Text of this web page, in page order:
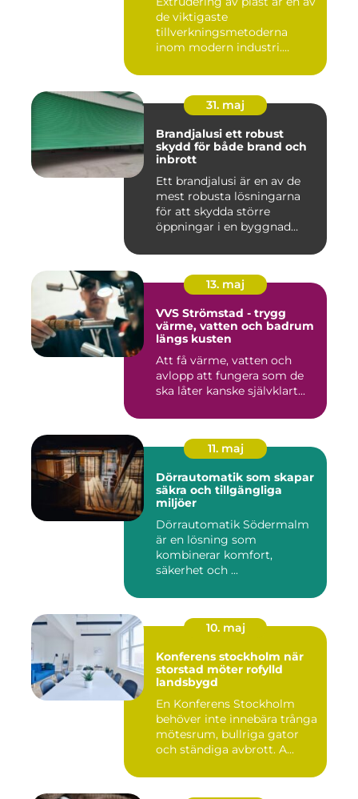
de viktigaste
tillverkningsmetoderna
inom modern industri.
31. maj
Brandjalusi ett robust
skydd för både brand och
inbrott
Ett brandjalusi är en av de
mest robusta lösningarna
för att skydda större
öppningar i en byggnad
13. maj
VVS Strömstad - trygg
värme, vatten och badrum
längs kusten
Att få värme, vatten och
avlopp att fungera som de
ska låter kanske självklart...
11. maj
Dörrautomatik som skapar
säkra och tillgängliga
miljöer
Dörrautomatik Södermalm
är en lösning som
kombinerar komfort,
säkerhet och ...
10. maj
Konferens stockholm när
storstad möter rofylld
landsbygd
En Konferens Stockholm
behöver inte innebära trånga
mötesrum, bullriga gator
och ständiga avbrott. A...